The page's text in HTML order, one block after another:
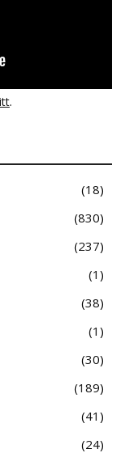
itt.
18
830
237
1
38
1
30
189
41
24